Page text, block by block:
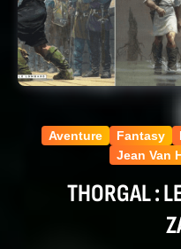
Aventure Fantasy
Jean Van
THORGAL :